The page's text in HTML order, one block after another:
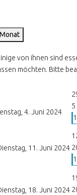
4. Juni 2024
5
11. Juni 2024
18. Juni 2024
von ihnen sind
möchten. Bitte